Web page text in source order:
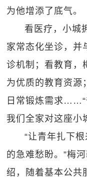
为他增添了底气。
看医疗，小城
家常态化坐诊，并
诊机制；看教育，
为优质的教育资源
日常锻炼需求……“
我们全家对这座小
“让青年扎下
的急难愁盼。”梅
绍，随着基本公共